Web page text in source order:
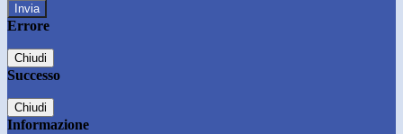
Errore
Chiudi
Successo
Chiudi
Informazione